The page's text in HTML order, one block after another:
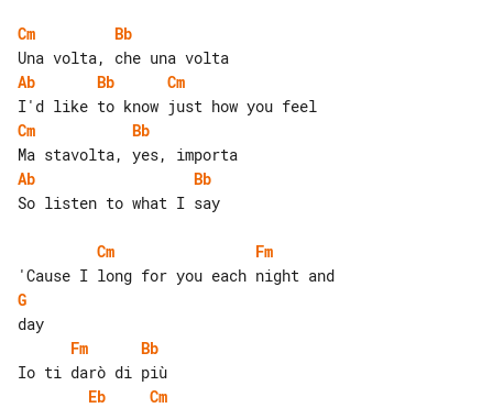
Cm
Bb
Ab
Bb
Cm
Cm
Bb
Ab
Bb
So listen to what I say
Cm
Fm
G
Fm
Bb
Eb
Cm